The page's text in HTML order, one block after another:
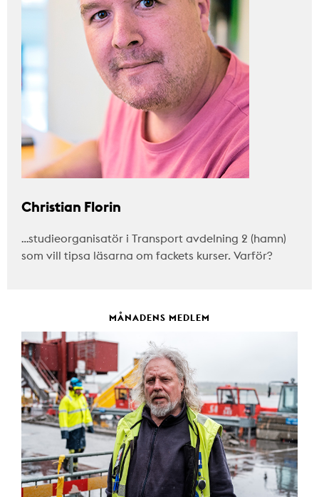
Christian Florin
…studieorganisatör i Transport avdelning 2 (hamn)
som vill tipsa läsarna om fackets kurser. Varför?
MÅNADENS MEDLEM